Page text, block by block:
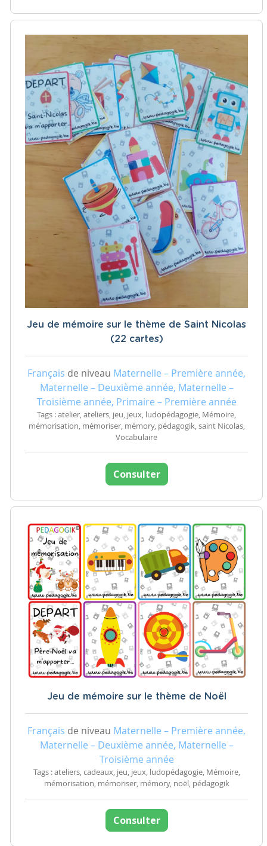
Jeu de mémoire sur le thème de Saint Nicolas
(22 cartes)
Français de niveau Maternelle – Première année,
Maternelle – Deuxième année, Maternelle –
Troisième année, Primaire – Première année
Tags : atelier, ateliers, jeu, jeux, ludopédagogie, Mémoire,
mémorisation, mémoriser, mémory, pédagogik, saint Nicolas,
Vocabulaire
Consulter
Jeu de mémoire sur le thème de Noël
Français de niveau Maternelle – Première année,
Maternelle – Deuxième année, Maternelle –
Troisième année
Tags : ateliers, cadeaux, jeu, jeux, ludopédagogie, Mémoire,
mémorisation, mémoriser, mémory, noël, pédagogik
Consulter